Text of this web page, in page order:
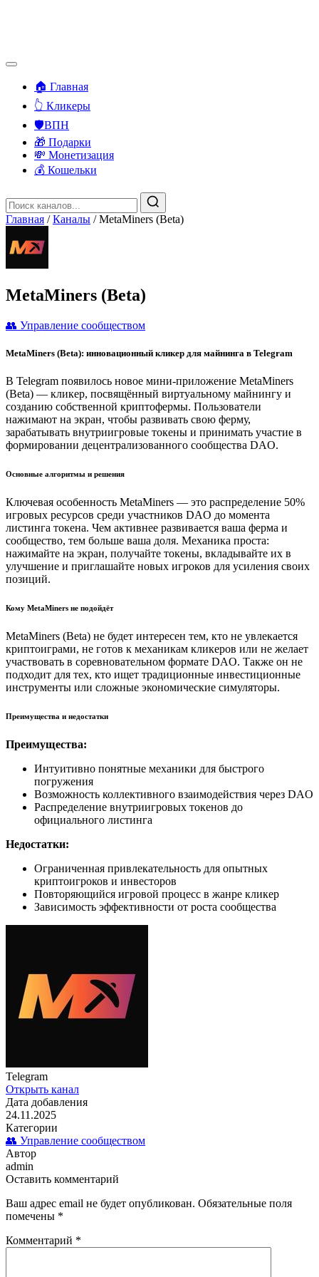
🏠 Главная
👆 Кликеры
🛡️ВПН
🎁 Подарки
💸 Монетизация
💰 Кошельки
Главная / Каналы / MetaMiners (Beta)
MetaMiners (Beta)
👥 Управление сообществом
MetaMiners (Beta): инновационный кликер для майнинга в Telegram
В Telegram появилось новое мини-приложение MetaMiners
(Beta) — кликер, посвящённый виртуальному майнингу и
созданию собственной криптофермы. Пользователи
нажимают на экран, чтобы развивать свою ферму,
зарабатывать внутриигровые токены и принимать участие в
формировании децентрализованного сообщества DAO.
Основные алгоритмы и решения
Ключевая особенность MetaMiners — это распределение 50%
игровых ресурсов среди участников DAO до момента
листинга токена. Чем активнее развивается ваша ферма и
сообщество, тем больше ваша доля. Механика проста:
нажимайте на экран, получайте токены, вкладывайте их в
улучшение и приглашайте новых игроков для усиления своих
позиций.
Кому MetaMiners не подойдёт
MetaMiners (Beta) не будет интересен тем, кто не увлекается
криптоиграми, не готов к механикам кликеров или не желает
участвовать в соревновательном формате DAO. Также он не
подходит для тех, кто ищет традиционные инвестиционные
инструменты или сложные экономические симуляторы.
Преимущества и недостатки
Преимущества:
Интуитивно понятные механики для быстрого
погружения
Возможность коллективного взаимодействия через DAO
Распределение внутриигровых токенов до
официального листинга
Недостатки:
Ограниченная привлекательность для опытных
криптоигроков и инвесторов
Повторяющийся игровой процесс в жанре кликер
Зависимость эффективности от роста сообщества
Telegram
Открыть канал
Дата добавления
24.11.2025
Категории
👥 Управление сообществом
Автор
admin
Оставить комментарий
Ваш адрес email не будет опубликован. Обязательные поля
помечены *
Комментарий *